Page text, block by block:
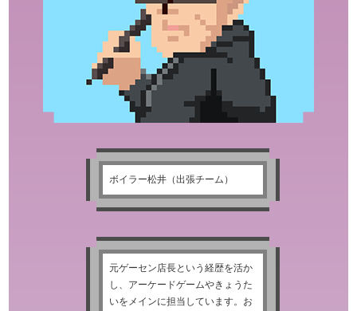
ボイラー松井（出張チーム）
元ゲーセン店長という経歴を活か
し、アーケードゲームやきょうた
いをメインに担当しています。お